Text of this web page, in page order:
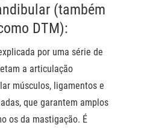
(também
DTM):
por uma série de
a articulação
músculos, ligamentos e
que garantem amplos
os da mastigação. É